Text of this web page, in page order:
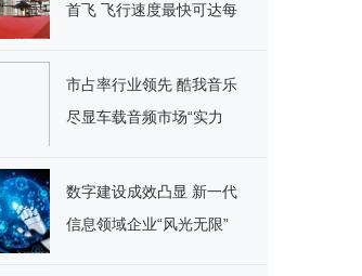
首飞 飞行速度最快可达每
市占率行业领先 酷我音乐
尽显车载音频市场“实力
数字建设成效凸显 新一代
信息领域企业“风光无限”